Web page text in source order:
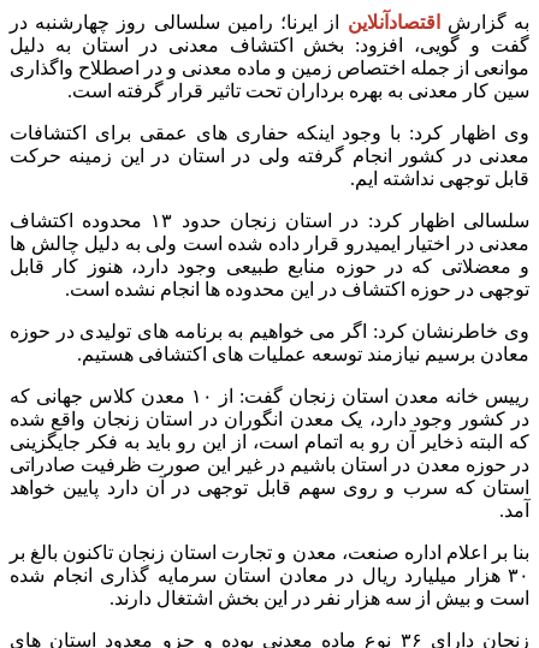
به گزارش اقتصادآنلاین
از ایرنا؛ رامین سلسالی روز چهارشنبه در
گفت و گویی، افزود: بخش اکتشاف معدنی در استان به دلیل
موانعی از جمله اختصاص زمین و ماده معدنی و در اصطلاح واگذاری
سین کار معدنی به بهره برداران تحت تاثیر قرار گرفته است.
وی اظهار کرد: با وجود اینکه حفاری های عمقی برای اکتشافات
معدنی در کشور انجام گرفته ولی در استان در این زمینه حرکت
قابل توجهی نداشته ایم.
سلسالی اظهار کرد: در استان زنجان حدود ۱۳ محدوده اکتشاف
معدنی در اختیار ایمیدرو قرار داده شده است ولی به دلیل چالش ها
و معضلاتی که در حوزه منابع طبیعی وجود دارد، هنوز کار قابل
توجهی در حوزه اکتشاف در این محدوده ها انجام نشده است.
وی خاطرنشان کرد: اگر می خواهیم به برنامه های تولیدی در حوزه
معادن برسیم نیازمند توسعه عملیات های اکتشافی هستیم.
رییس خانه معدن استان زنجان گفت: از ۱۰ معدن کلاس جهانی که
در کشور وجود دارد، یک معدن انگوران در استان زنجان واقع شده
که البته ذخایر آن رو به اتمام است، از این رو باید به فکر جایگزینی
در حوزه معدن در استان باشیم در غیر این صورت ظرفیت صادراتی
استان که سرب و روی سهم قابل توجهی در آن دارد پایین خواهد
آمد.
بنا بر اعلام اداره صنعت، معدن و تجارت استان زنجان تاکنون بالغ بر
۳۰ هزار میلیارد ریال در معادن استان سرمایه گذاری انجام شده
است و بیش از سه هزار نفر در این بخش اشتغال دارند.
زنجان دارای ۳۶ نوع ماده معدنی بوده و جزو معدود استان های